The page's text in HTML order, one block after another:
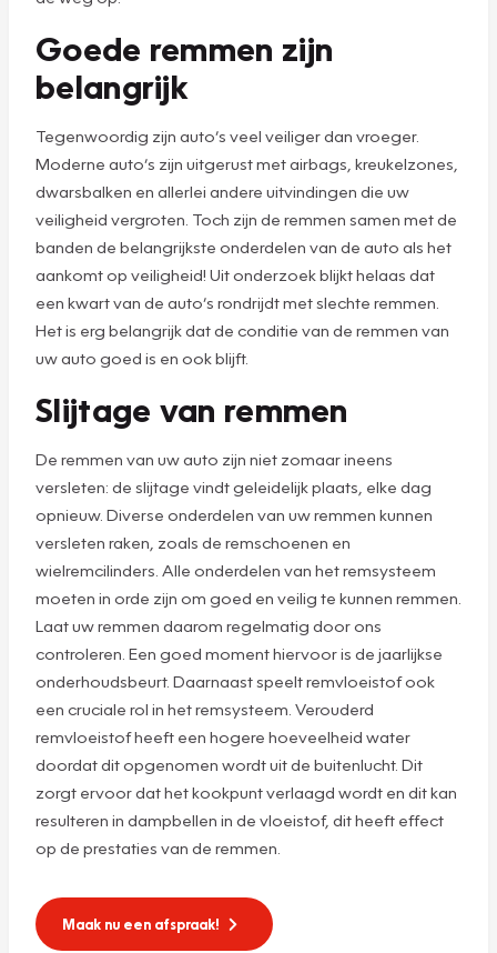
Goede remmen zijn
belangrijk
Tegenwoordig zijn auto’s veel veiliger dan vroeger.
Moderne auto’s zijn uitgerust met airbags, kreukelzones,
dwarsbalken en allerlei andere uitvindingen die uw
veiligheid vergroten. Toch zijn de remmen samen met de
banden de belangrijkste onderdelen van de auto als het
aankomt op veiligheid! Uit onderzoek blijkt helaas dat
een kwart van de auto’s rondrijdt met slechte remmen.
Het is erg belangrijk dat de conditie van de remmen van
uw auto goed is en ook blijft.
Slijtage van remmen
De remmen van uw auto zijn niet zomaar ineens
versleten: de slijtage vindt geleidelijk plaats, elke dag
opnieuw. Diverse onderdelen van uw remmen kunnen
versleten raken, zoals de remschoenen en
wielremcilinders. Alle onderdelen van het remsysteem
moeten in orde zijn om goed en veilig te kunnen remmen.
Laat uw remmen daarom regelmatig door ons
controleren. Een goed moment hiervoor is de jaarlijkse
onderhoudsbeurt. Daarnaast speelt remvloeistof ook
een cruciale rol in het remsysteem. Verouderd
remvloeistof heeft een hogere hoeveelheid water
doordat dit opgenomen wordt uit de buitenlucht. Dit
zorgt ervoor dat het kookpunt verlaagd wordt en dit kan
resulteren in dampbellen in de vloeistof, dit heeft effect
op de prestaties van de remmen.
Maak nu een afspraak!